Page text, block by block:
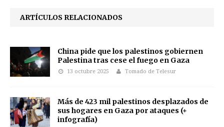
ARTÍCULOS RELACIONADOS
China pide que los palestinos gobiernen
Palestina tras cese el fuego en Gaza
13 octubre 2025 Tomado de Telesur
Más de 423 mil palestinos desplazados de
sus hogares en Gaza por ataques (+
infografía)